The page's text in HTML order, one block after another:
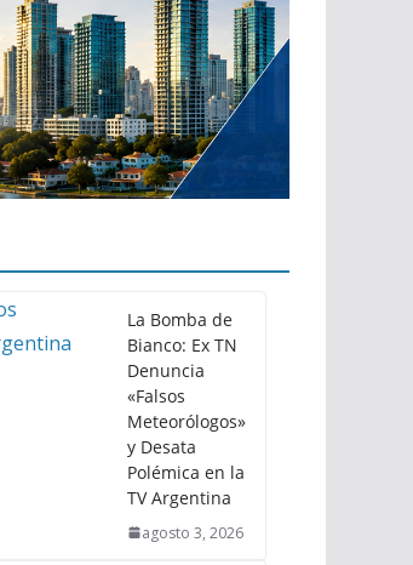
La Bomba de
Bianco: Ex TN
Denuncia
«Falsos
Meteorólogos»
y Desata
Polémica en la
TV Argentina
agosto 3, 2026